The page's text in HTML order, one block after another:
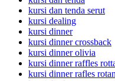
kursi dan tenda serut
kursi dealing
kursi dinner
kursi dinner crossback
kursi dinner olivia
kursi dinner raffles
kursi dinner rafles rotan